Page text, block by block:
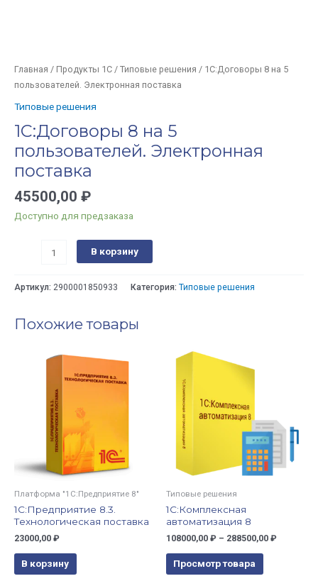
Главная / Продукты 1С / Типовые решения / 1С:Договоры 8 на 5
пользователей. Электронная поставка
Типовые решения
1С:Договоры 8 на 5
пользователей. Электронная
поставка
45500,00 ₽
Доступно для предзаказа
В корзину
Артикул: 2900001850933 Категория: Типовые решения
Похожие товары
Платформа "1С:Предприятие 8"
1С:Предприятие 8.3.
Технологическая поставка
23000,00 ₽
В корзину
Типовые решения
1С:Комплексная
автоматизация 8
108000,00 ₽ – 288500,00 ₽
Просмотр товара